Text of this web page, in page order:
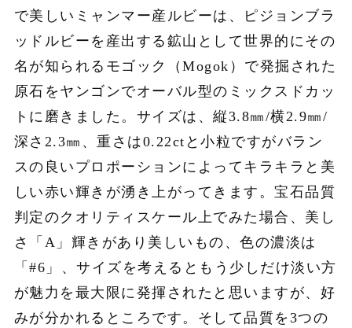
で美しいミャンマー産ルビーは、ピジョンブラ
ッドルビーを産出する鉱山として世界的にその
名が知られるモゴック（Mogok）で発掘された
原石をヤンゴンでオーバル型のミックスドカッ
トに磨きました。サイズは、縦3.8㎜/横2.9㎜/
深さ2.3㎜、重さは0.22ctと小粒ですがバラン
スの良いプロポーションによってキラキラと美
しい赤い輝きが湧き上がってきます。宝石品質
判定のクオリティスケール上でみた場合、美し
さ「A」輝きがあり美しいもの、色の濃淡は
「#6」、サイズを考えるともう少しだけ淡い方
が魅力を最大限に発揮されたと思いますが、好
みが分かれるところです。そして品質を3つの